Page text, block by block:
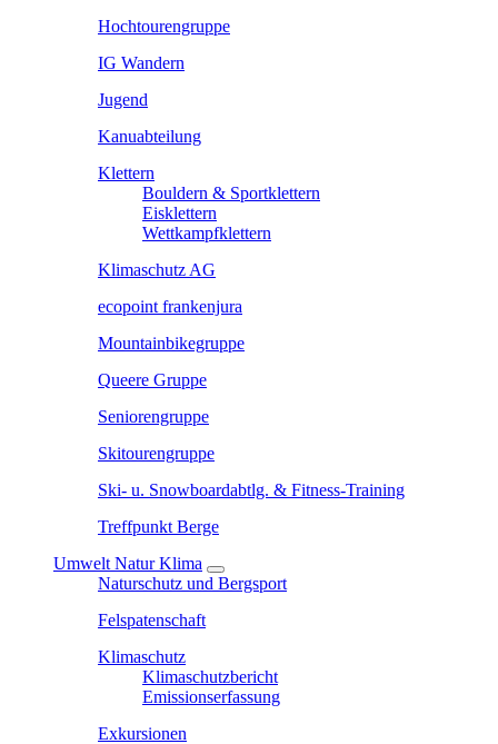
Hochtourengruppe
IG Wandern
Jugend
Kanuabteilung
Klettern
Bouldern & Sportklettern
Eisklettern
Wettkampfklettern
Klimaschutz AG
ecopoint frankenjura
Mountainbikegruppe
Queere Gruppe
Seniorengruppe
Skitourengruppe
Ski- u. Snowboardabtlg. & Fitness-Training
Treffpunkt Berge
Umwelt Natur Klima
Naturschutz und Bergsport
Felspatenschaft
Klimaschutz
Klimaschutzbericht
Emissionserfassung
Exkursionen